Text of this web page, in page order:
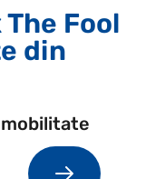
Fool
din